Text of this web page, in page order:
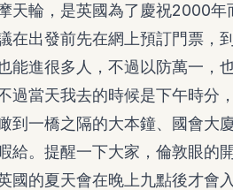
天輪，是英國為了慶祝2000年
在出發前先在網上預訂門票，
能進很多人，不過以防萬一，
過當天我去的時候是下午時分
到一橋之隔的大本鐘、國會大
給。提醒一下大家，倫敦眼的
國的夏天會在晚上九點後才會